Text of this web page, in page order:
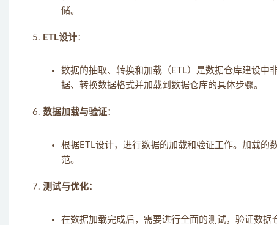
储。
ETL设计：
数据的抽取、转换和加载（ETL）是数据仓库建设中
据、转换数据格式并加载到数据仓库的具体步骤。
数据加载与验证：
根据ETL设计，进行数据的加载和验证工作。加载的
范。
测试与优化：
在数据加载完成后，需要进行全面的测试，验证数